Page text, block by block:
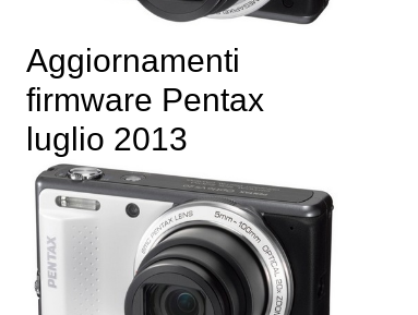
Aggiornamenti
firmware Pentax
luglio 2013